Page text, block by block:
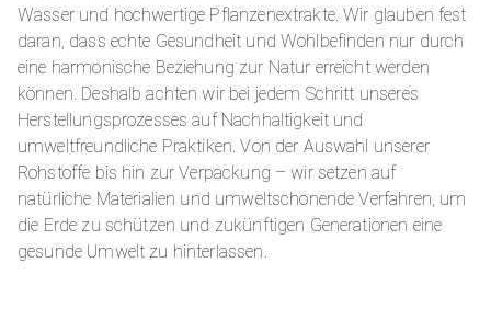
Wasser und hochwertige Pflanzenextrakte. Wir glauben fest
daran, dass echte Gesundheit und Wohlbefinden nur durch
eine harmonische Beziehung zur Natur erreicht werden
können. Deshalb achten wir bei jedem Schritt unseres
Herstellungsprozesses auf Nachhaltigkeit und
umweltfreundliche Praktiken. Von der Auswahl unserer
Rohstoffe bis hin zur Verpackung – wir setzen auf
natürliche Materialien und umweltschonende Verfahren, um
die Erde zu schützen und zukünftigen Generationen eine
gesunde Umwelt zu hinterlassen.